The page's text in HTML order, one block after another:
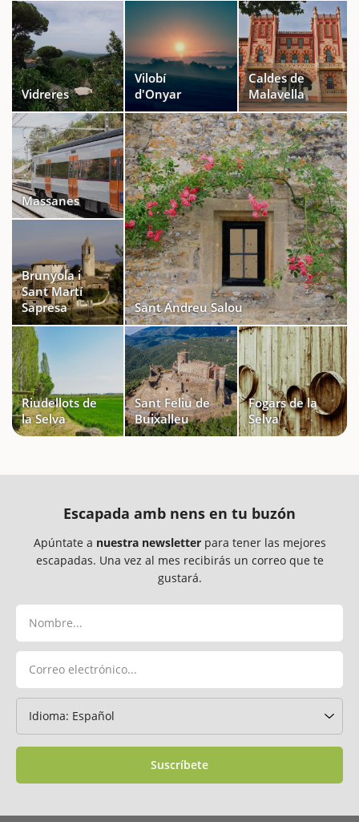
Vidreres
Vilobí
d'Onyar
Caldes de
Malavella
Massanes
Brunyola i
Sant Martí
Sapresa
Sant Andreu Salou
Riudellots de
la Selva
Sant Feliu de
Buixalleu
Fogars de la
Selva
Escapada amb nens en tu buzón
Apúntate a nuestra newsletterpara tener las mejores
escapadas. Una vez al mes recibirás un correo que te
gustará.
Suscríbete